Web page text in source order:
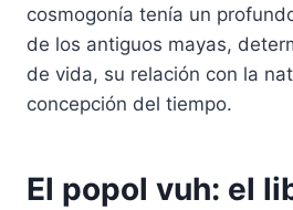
cosmogonía tenía un
de los antiguos mayas,
de vida, su relación con la
concepción del tiempo.
El popol vuh: el